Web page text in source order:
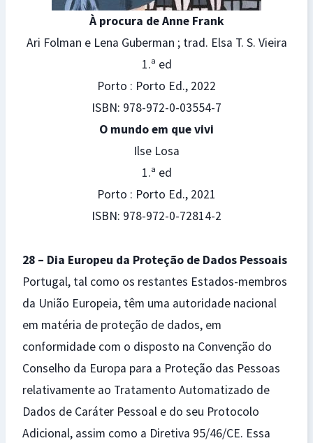
À procura de Anne Frank
Ari Folman e Lena Guberman ; trad. Elsa T. S. Vieira
1.ª ed
Porto : Porto Ed., 2022
ISBN: 978-972-0-03554-7
O mundo em que vivi
Ilse Losa
1.ª ed
Porto : Porto Ed., 2021
ISBN: 978-972-0-72814-2
28 – Dia Europeu da Proteção de Dados Pessoais
Portugal, tal como os restantes Estados-membros
da União Europeia, têm uma autoridade nacional
em matéria de proteção de dados, em
conformidade com o disposto na Convenção do
Conselho da Europa para a Proteção das Pessoas
relativamente ao Tratamento Automatizado de
Dados de Caráter Pessoal e do seu Protocolo
Adicional, assim como a Diretiva 95/46/CE. Essa